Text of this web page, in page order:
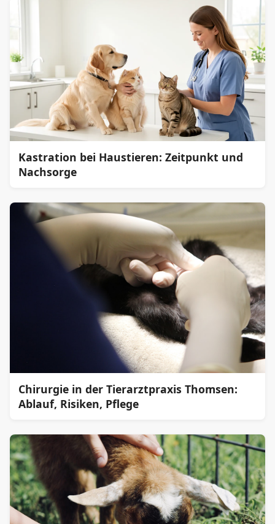
Kastration bei Haustieren: Zeitpunkt und
Nachsorge
Chirurgie in der Tierarztpraxis Thomsen:
Ablauf, Risiken, Pflege